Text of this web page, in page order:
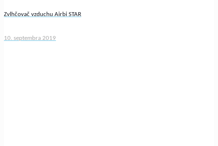
Zvlhčovač vzduchu Airbi STAR
10. septembra 2019